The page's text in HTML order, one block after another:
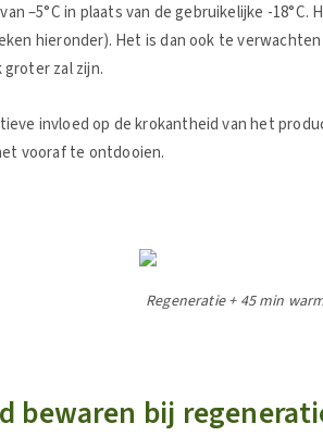
in plaats van de gebruikelijke -
hieronder). Het is dan ook te
zal zijn.
invloed op de krokantheid van het
vooraf te ontdooien.
Regeneratie + 45 min
bij